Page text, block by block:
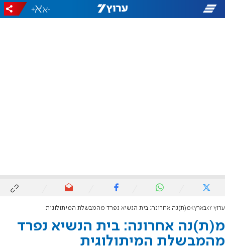
-
+
ערוץ 7 בארץ מ(ת)נה אחרונה: בית הנשיא נפרד מהמבשלת המיתולוגית
מ(ת)נה אחרונה: בית הנשיא נפרד
מהמבשלת המיתולוגית